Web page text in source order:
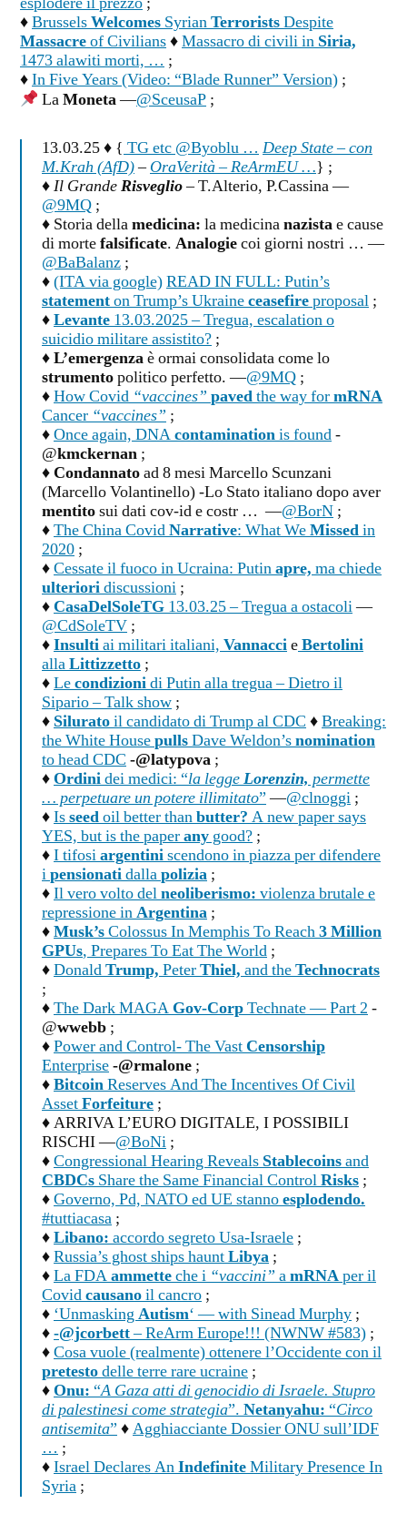
♦BrusselsWelcomes SyrianTerroristsDespite
Massacreof Civilians♦Massacro di civili in Siria,
1473 alawiti morti, … ;
♦In Five Years (Video: “Blade Runner” Version) ;
LaMoneta—@SceusaP ;
13.03.25 ♦ { TG etc @Byoblu … Deep State – con
M.Krah (AfD)–OraVerità – ReArmEU …} ;
♦Il GrandeRisveglio– T.Alterio, P.Cassina —
@9MQ ;
♦ Storia dellamedicina: la medicinanazistae cause
di mortefalsificate. Analogiecoi giorni nostri … —
@BaBalanz ;
♦(ITA via google)READ IN FULL: Putin’s
statementon Trump’s Ukraineceasefireproposal ;
♦Levante 13.03.2025 – Tregua, escalation o
suicidio militare assistito? ;
♦L’emergenzaè ormai consolidata come lo
strumentopolitico perfetto. —@9MQ ;
♦How Covid “vaccines” pavedthe way formRNA
Cancer “vaccines” ;
♦Once again, DNAcontaminationis found-
@kmckernan ;
♦ Condannatoad 8 mesi Marcello Scunzani
(Marcello Volantinello) -Lo Stato italiano dopo aver
mentitosui dati cov-id e costr … —@BorN ;
♦The China CovidNarrative: What WeMissedin
2020 ;
♦Cessate il fuoco in Ucraina: Putinapre, ma chiede
ulterioridiscussioni ;
♦CasaDelSoleTG 13.03.25 – Tregua a ostacoli—
@CdSoleTV ;
♦Insultiai militari italiani, VannaccieBertolini
allaLittizzetto ;
♦Lecondizionidi Putin alla tregua – Dietro il
Sipario – Talk show ;
♦ Siluratoil candidato di Trump al CDC ♦Breaking:
the White HousepullsDave Weldon’snomination
to head CDC -@latypova ;
♦Ordinidei medici: “la leggeLorenzin, permette
… perpetuare un potere illimitato”—@clnoggi ;
♦Isseedoil better thanbutter? A new paper says
YES, but is the paperany good? ;
♦I tifosiargentiniscendono in piazza per difendere
ipensionatidallapolizia ;
♦Il vero volto delneoliberismo: violenza brutale e
repressione inArgentina ;
♦Musk’sColossus In Memphis To Reach3 Million
GPUs, Prepares To Eat The World ;
♦DonaldTrump, PeterThiel, and theTechnocrats
;
♦The Dark MAGA Gov-CorpTechnate — Part 2 -
@wwebb ;
♦Power and Control- The VastCensorship
Enterprise-@rmalone ;
♦BitcoinReserves And The Incentives Of Civil
AssetForfeiture ;
♦ ARRIVA L’EURO DIGITALE, I POSSIBILI
RISCHI —@BoNi ;
♦Congressional Hearing Reveals Stablecoinsand
CBDCs Share the Same Financial ControlRisks ;
♦Governo, Pd, NATO ed UE stannoesplodendo.
#tuttiacasa ;
♦Libano: accordo segreto Usa-Israele ;
♦Russia’s ghost ships hauntLibya ;
♦La FDAammetteche i “vaccini” amRNAper il
Covidcausanoil cancro ;
♦ ‘UnmaskingAutism‘ — with Sinead Murphy ;
♦-@jcorbett– ReArm Europe!!! (NWNW #583) ;
♦Cosa vuole (realmente) ottenere l’Occidente con il
pretestodelle terre rare ucraine ;
♦Onu: “A Gaza atti di genocidio di Israele. Stupro
di palestinesi come strategia”. Netanyahu: “Circo
antisemita” ♦Agghiacciante Dossier ONU sull’IDF
… ;
♦Israel Declares AnIndefiniteMilitary Presence In
Syria ;